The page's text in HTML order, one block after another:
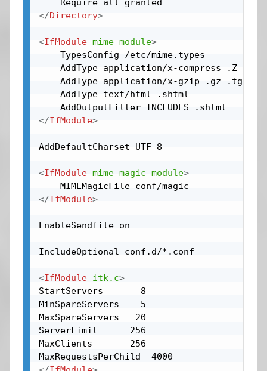
</Directory>
<IfModule mime_module>
    TypesConfig /etc/mime.types
    AddType application/x-compress .Z
    AddType application/x-gzip .gz .tgz
    AddType text/html .shtml
</IfModule>
AddDefaultCharset UTF-8
<IfModule mime_magic_module>
</IfModule>
EnableSendfile on
IncludeOptional conf.d/*.conf
<IfModule itk.c>
StartServers       8
MinSpareServers    5
MaxSpareServers   20
ServerLimit      256
MaxClients       256